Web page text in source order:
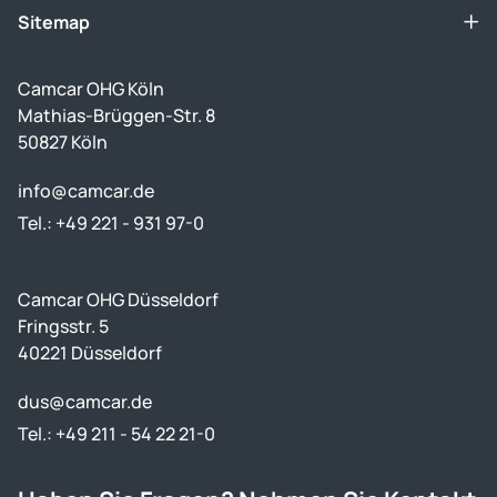
Sitemap
Camcar OHG Köln
Mathias-Brüggen-Str. 8
50827 Köln
info@camcar.de
Tel.: +49 221 - 931 97-0
Camcar OHG Düsseldorf
Fringsstr. 5
40221 Düsseldorf
dus@camcar.de
Tel.: +49 211 - 54 22 21-0